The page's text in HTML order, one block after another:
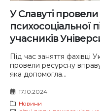
У Славуті провели
психосоціальної
учасників
Під час заняття фахівці
провели ресурсну
яка допомогла...
17.10.2024
Новини